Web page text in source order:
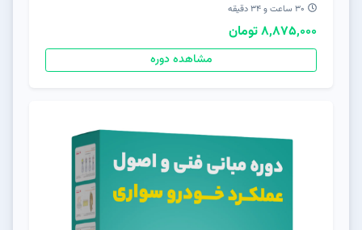
30 ساعت و 34 دقیقه
8,875,000 تومان
مشاهده دوره